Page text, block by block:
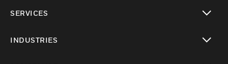
SERVICES
INDUSTRIES